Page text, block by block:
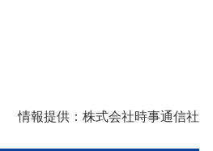
情報提供：株式会社時事通信社